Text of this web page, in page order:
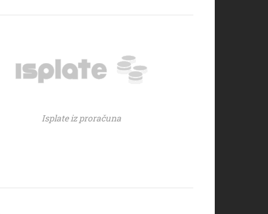
Isplate iz proračuna